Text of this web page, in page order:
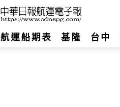
航運船期表 基隆 台中